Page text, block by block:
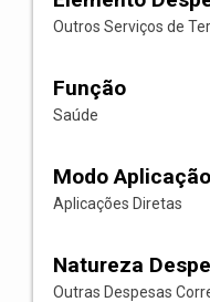
Outros Serviços de
Função
Saúde
Modo Aplicação
Aplicações Diretas
Natureza
Outras Despesas